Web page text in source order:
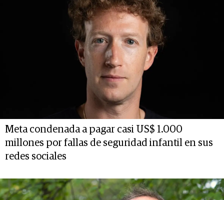
Meta condenada a pagar casi US$ 1.000
millones por fallas de seguridad infantil en sus
redes sociales